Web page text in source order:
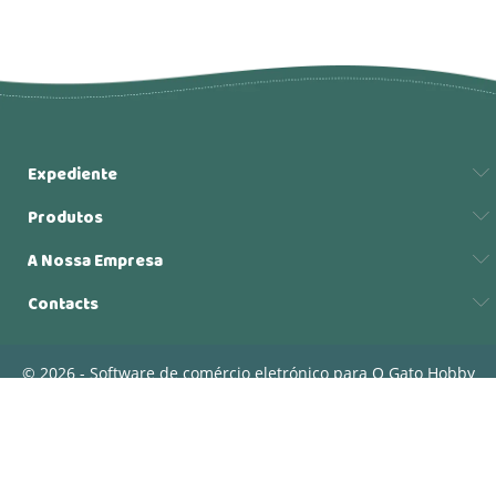
Expediente
Produtos
A Nossa Empresa
Contacts
© 2026 - Software de comércio eletrónico para O Gato Hobby